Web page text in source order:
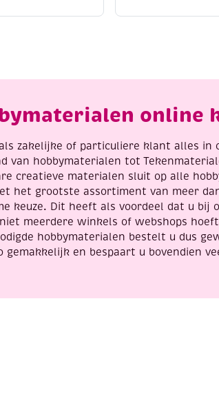
aantal
online
zakelijke of particuliere klant alles in
van hobbymaterialen tot
creatieve materialen sluit op alle
het grootste assortiment van meer
keuze. Dit heeft als voordeel dat u bij
meerdere winkels of webshops
hobbymaterialen bestelt u dus
gemakkelijk en bespaart u bovendien